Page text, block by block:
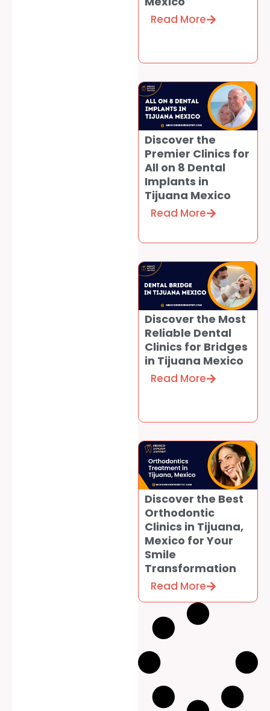
Read More
Discover the
Premier Clinics for
All on 8 Dental
Implants in
Tijuana Mexico
Read More
Discover the Most
Reliable Dental
Clinics for Bridges
in Tijuana Mexico
Read More
Discover the Best
Orthodontic
Clinics in Tijuana,
Mexico for Your
Smile
Transformation
Read More